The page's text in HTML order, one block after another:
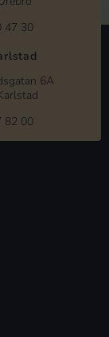
47 30
6A
82 00